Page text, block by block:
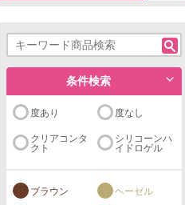
条件検索
度あり 度なし
クリアコンタ
クト
シリコーンハ
イドロゲル
ブラウン ヘーゼル